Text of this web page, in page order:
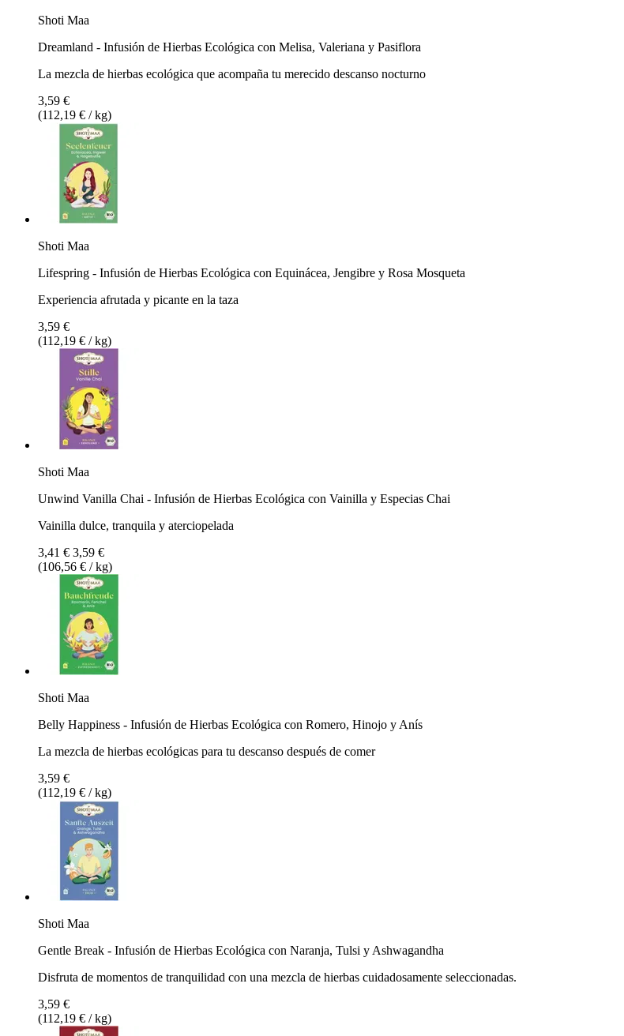
Shoti Maa
Dreamland - Infusión de Hierbas Ecológica con Melisa, Valeriana y Pasiflora
La mezcla de hierbas ecológica que acompaña tu merecido descanso nocturno
3,59 €
(112,19 € / kg)
Shoti Maa
Lifespring - Infusión de Hierbas Ecológica con Equinácea, Jengibre y Rosa Mosqueta
Experiencia afrutada y picante en la taza
3,59 €
(112,19 € / kg)
Shoti Maa
Unwind Vanilla Chai - Infusión de Hierbas Ecológica con Vainilla y Especias Chai
Vainilla dulce, tranquila y aterciopelada
3,41 € 3,59 €
(106,56 € / kg)
Shoti Maa
Belly Happiness - Infusión de Hierbas Ecológica con Romero, Hinojo y Anís
La mezcla de hierbas ecológicas para tu descanso después de comer
3,59 €
(112,19 € / kg)
Shoti Maa
Gentle Break - Infusión de Hierbas Ecológica con Naranja, Tulsi y Ashwagandha
Disfruta de momentos de tranquilidad con una mezcla de hierbas cuidadosamente seleccionadas.
3,59 €
(112,19 € / kg)